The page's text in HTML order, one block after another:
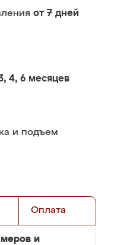
от 7 дней
4, 6 месяцев
и подъем
Оплата
и